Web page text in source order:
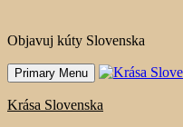
Objavuj kúty Slovenska
Primary Menu
Krása Slovenska